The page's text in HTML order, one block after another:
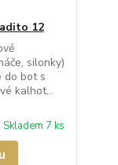
12
silonky)
do bot s
kalhot...
Skladem 7 ks